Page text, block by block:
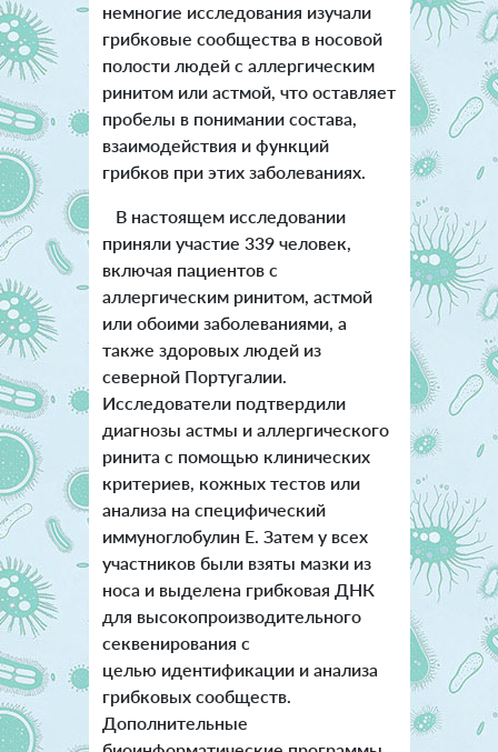
немногие исследования изучали
грибковые сообщества в носовой
полости людей с аллергическим
ринитом или астмой, что оставляет
пробелы в понимании состава,
взаимодействия и функций
грибков при этих заболеваниях.
В настоящем исследовании
приняли участие 339 человек,
включая пациентов с
аллергическим ринитом, астмой
или обоими заболеваниями, а
также здоровых людей из
северной Португалии.
Исследователи подтвердили
диагнозы астмы и аллергического
ринита с помощью клинических
критериев, кожных тестов или
анализа на специфический
иммуноглобулин Е. Затем у всех
участников были взяты мазки из
носа и выделена грибковая ДНК
для высокопроизводительного
секвенирования с
целью идентификации и анализа
грибковых сообществ.
Дополнительные